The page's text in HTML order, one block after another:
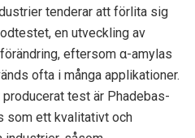
tenderar att förlita sig
en utveckling av
eftersom α-amylas
ofta i många applikationer.
test är Phadebas-
som ett kvalitativt och